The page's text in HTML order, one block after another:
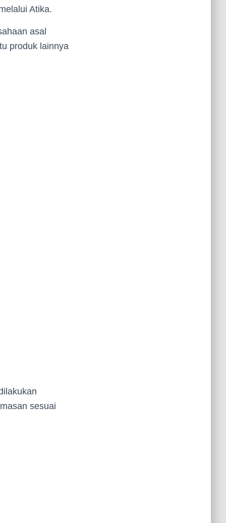
Atika.
asal
produk lainnya
sesuai